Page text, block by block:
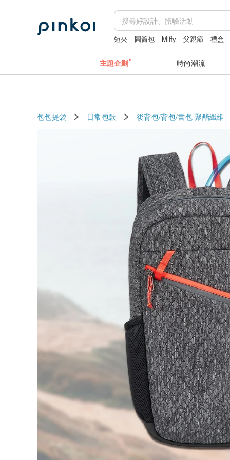
短夾 圓筒包 Miffy 父親節 禮盒
主題企劃 時尚潮流
包包提袋 日常包款 後背包/背包/書包 聚酯纖維